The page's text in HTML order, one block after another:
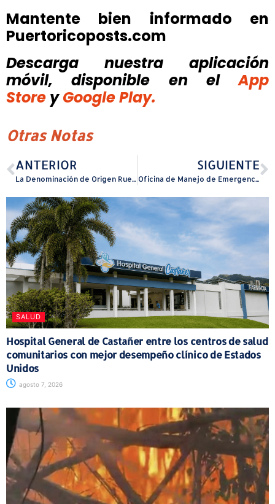
Mantente bien informado en
Puertoricoposts.com
Descarga nuestra aplicación
móvil, disponible
en el
App
Store y Google Play.
Otras Notas
ANTERIOR
La Denominación de Origen Rueda brilla en el informe “RUEDA 2025 TOP 100” de Beth Willard y Tim Atkin
SIGUIENTE
Oficina de Manejo de Emergencias de Cataño responde con éxito a accidente de motora en la autopista PR-22
SALUD
Hospital General de Castañer entre los centros de salud
comunitarios con mejor desempeño clínico de Estados
Unidos
agosto 7, 2026